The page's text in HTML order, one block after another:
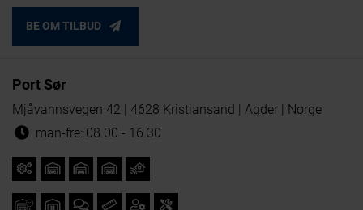
BE OM TILBUD
Port Sør
Mjåvannsvegen 42 | 4628 Kristiansand | Agder | Norge
man-fre: 08.00 - 16.30